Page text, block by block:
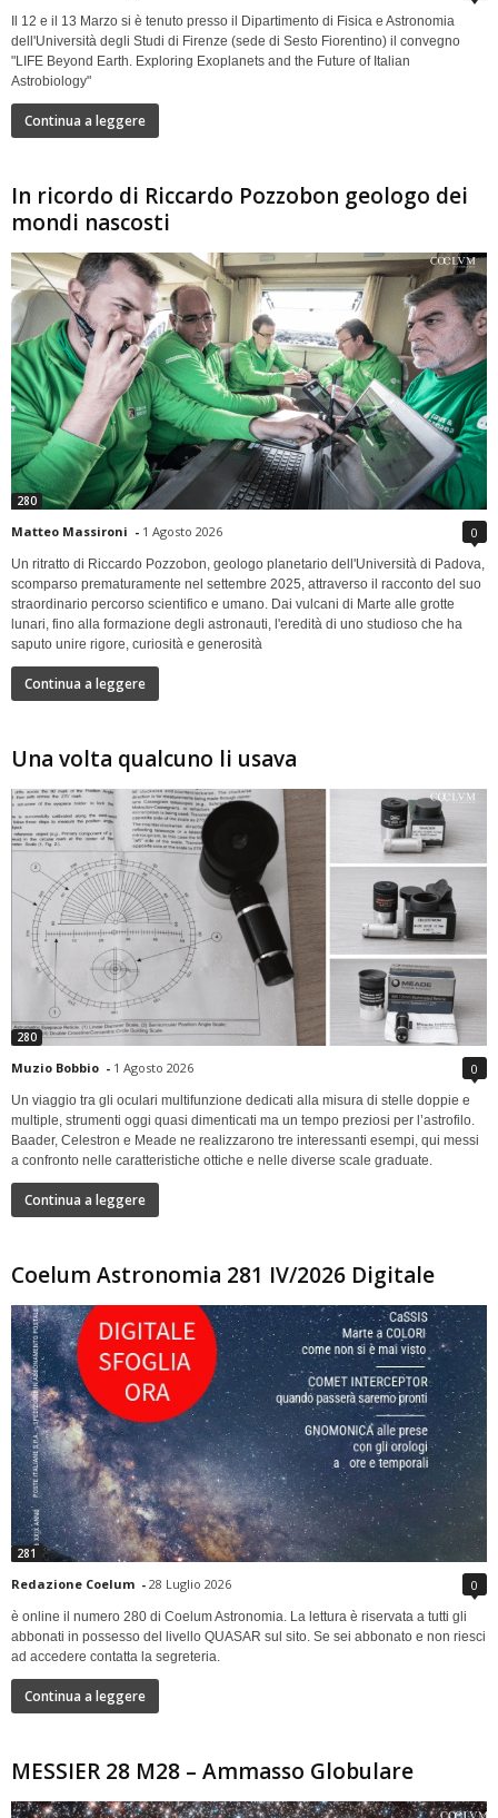
Il 12 e il 13 Marzo si è tenuto presso il Dipartimento di Fisica e Astronomia
dell'Università degli Studi di Firenze (sede di Sesto Fiorentino) il convegno
"LIFE Beyond Earth. Exploring Exoplanets and the Future of Italian
Astrobiology"
Continua a leggere
In ricordo di Riccardo Pozzobon geologo dei
mondi nascosti
280
Matteo Massironi - 1 Agosto 2026 0
Un ritratto di Riccardo Pozzobon, geologo planetario dell'Università di Padova,
scomparso prematuramente nel settembre 2025, attraverso il racconto del suo
straordinario percorso scientifico e umano. Dai vulcani di Marte alle grotte
lunari, fino alla formazione degli astronauti, l'eredità di uno studioso che ha
saputo unire rigore, curiosità e generosità
Continua a leggere
Una volta qualcuno li usava
280
Muzio Bobbio - 1 Agosto 2026 0
Un viaggio tra gli oculari multifunzione dedicati alla misura di stelle doppie e
multiple, strumenti oggi quasi dimenticati ma un tempo preziosi per l’astrofilo.
Baader, Celestron e Meade ne realizzarono tre interessanti esempi, qui messi
a confronto nelle caratteristiche ottiche e nelle diverse scale graduate.
Continua a leggere
Coelum Astronomia 281 IV/2026 Digitale
281
Redazione Coelum - 28 Luglio 2026 0
è online il numero 280 di Coelum Astronomia. La lettura è riservata a tutti gli
abbonati in possesso del livello QUASAR sul sito. Se sei abbonato e non riesci
ad accedere contatta la segreteria.
Continua a leggere
MESSIER 28 M28 – Ammasso Globulare